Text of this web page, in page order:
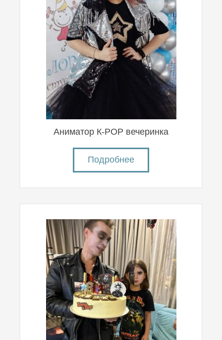
Аниматор К-POP вечеринка
Подробнее